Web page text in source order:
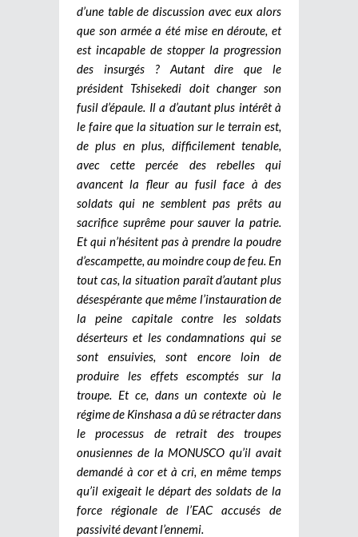
d’une table de discussion avec eux alors
que son armée a été mise en déroute, et
est incapable de stopper la progression
des insurgés ? Autant dire que le
président Tshisekedi doit changer son
fusil d’épaule. Il a d’autant plus intérêt à
le faire que la situation sur le terrain est,
de plus en plus, difficilement tenable,
avec cette percée des rebelles qui
avancent la fleur au fusil face à des
soldats qui ne semblent pas prêts au
sacrifice suprême pour sauver la patrie.
Et qui n’hésitent pas à prendre la poudre
d’escampette, au moindre coup de feu. En
tout cas, la situation paraît d’autant plus
désespérante que même l’instauration de
la peine capitale contre les soldats
déserteurs et les condamnations qui se
sont ensuivies, sont encore loin de
produire les effets escomptés sur la
troupe. Et ce, dans un contexte où le
régime de Kinshasa a dû se rétracter dans
le processus de retrait des troupes
onusiennes de la MONUSCO qu’il avait
demandé à cor et à cri, en même temps
qu’il exigeait le départ des soldats de la
force régionale de l’EAC accusés de
passivité devant l’ennemi.